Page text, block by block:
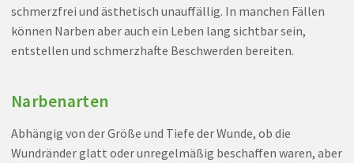
schmerzfrei und ästhetisch unauffällig. In manchen Fällen
können Narben aber auch ein Leben lang sichtbar sein,
entstellen und schmerzhafte Beschwerden bereiten.
Narbenarten
Abhängig von der Größe und Tiefe der Wunde, ob die
Wundränder glatt oder unregelmäßig beschaffen waren, aber